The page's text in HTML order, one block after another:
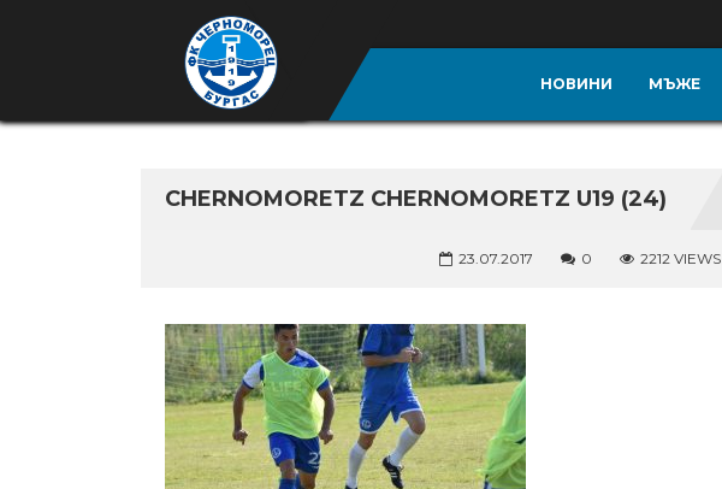
НОВИНИ МЪЖЕ
CHERNOMORETZ CHERNOMORETZ U19 (24)
23.07.2017 0 2212 VIEWS